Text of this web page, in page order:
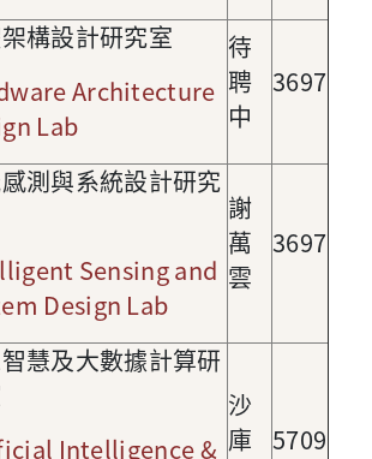
構設計研究室
Architecture
Lab
待
聘
中
3697
測與系統設計研究
Sensing and
Design Lab
謝
萬
雲
3697
慧及大數據計算研
Intelligence &
沙
庫
5709